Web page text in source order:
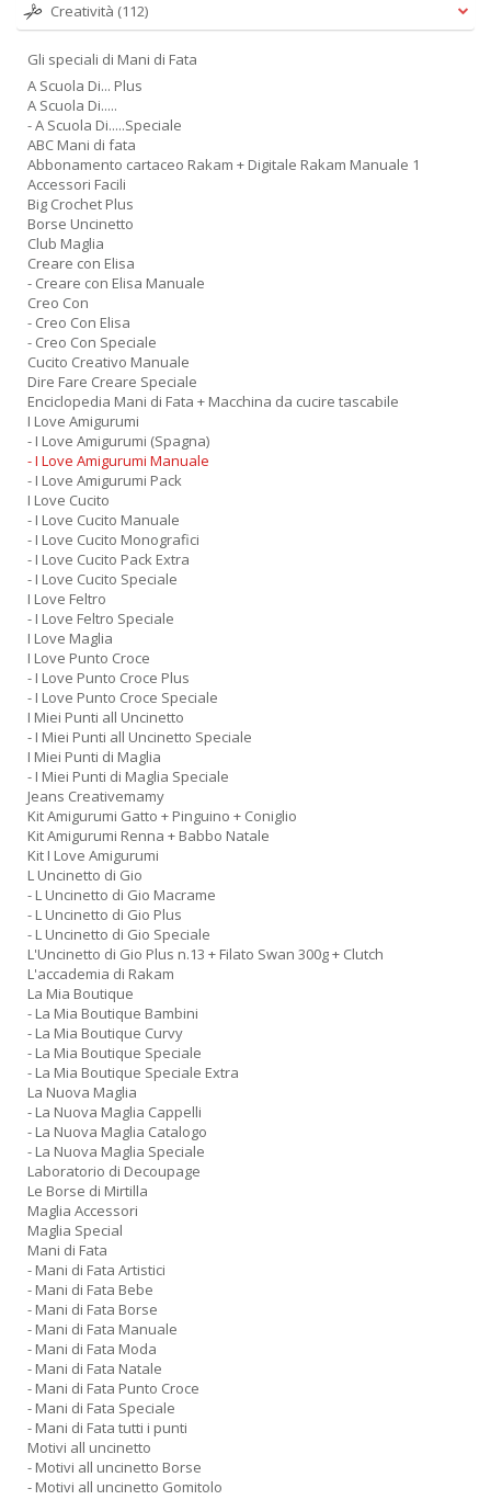
Creatività (112)
Gli speciali di Mani di Fata
A Scuola Di... Plus
A Scuola Di.....
- A Scuola Di.....Speciale
ABC Mani di fata
Abbonamento cartaceo Rakam + Digitale Rakam Manuale 1
Accessori Facili
Big Crochet Plus
Borse Uncinetto
Club Maglia
Creare con Elisa
- Creare con Elisa Manuale
Creo Con
- Creo Con Elisa
- Creo Con Speciale
Cucito Creativo Manuale
Dire Fare Creare Speciale
Enciclopedia Mani di Fata + Macchina da cucire tascabile
I Love Amigurumi
- I Love Amigurumi (Spagna)
- I Love Amigurumi Manuale
- I Love Amigurumi Pack
I Love Cucito
- I Love Cucito Manuale
- I Love Cucito Monografici
- I Love Cucito Pack Extra
- I Love Cucito Speciale
I Love Feltro
- I Love Feltro Speciale
I Love Maglia
I Love Punto Croce
- I Love Punto Croce Plus
- I Love Punto Croce Speciale
I Miei Punti all Uncinetto
- I Miei Punti all Uncinetto Speciale
I Miei Punti di Maglia
- I Miei Punti di Maglia Speciale
Jeans Creativemamy
Kit Amigurumi Gatto + Pinguino + Coniglio
Kit Amigurumi Renna + Babbo Natale
Kit I Love Amigurumi
L Uncinetto di Gio
- L Uncinetto di Gio Macrame
- L Uncinetto di Gio Plus
- L Uncinetto di Gio Speciale
L'Uncinetto di Gio Plus n.13 + Filato Swan 300g + Clutch
L'accademia di Rakam
La Mia Boutique
- La Mia Boutique Bambini
- La Mia Boutique Curvy
- La Mia Boutique Speciale
- La Mia Boutique Speciale Extra
La Nuova Maglia
- La Nuova Maglia Cappelli
- La Nuova Maglia Catalogo
- La Nuova Maglia Speciale
Laboratorio di Decoupage
Le Borse di Mirtilla
Maglia Accessori
Maglia Special
Mani di Fata
- Mani di Fata Artistici
- Mani di Fata Bebe
- Mani di Fata Borse
- Mani di Fata Manuale
- Mani di Fata Moda
- Mani di Fata Natale
- Mani di Fata Punto Croce
- Mani di Fata Speciale
- Mani di Fata tutti i punti
Motivi all uncinetto
- Motivi all uncinetto Borse
- Motivi all uncinetto Gomitolo